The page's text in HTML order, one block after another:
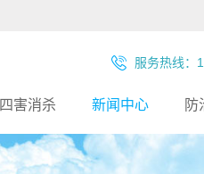
服务热线：
四害消杀 新闻中心 防